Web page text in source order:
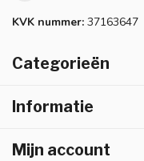
KVK nummer: 37163647
Categorieën
Informatie
Mijn account